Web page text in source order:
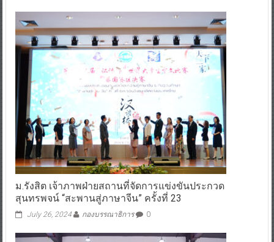
ม.รังสิต เจ้าภาพฝ่ายสถานที่จัดการแข่งขันประกวด
สุนทรพจน์ “สะพานสู่ภาษาจีน” ครั้งที่ 23
July 26, 2024 กองบรรณาธิการ 0